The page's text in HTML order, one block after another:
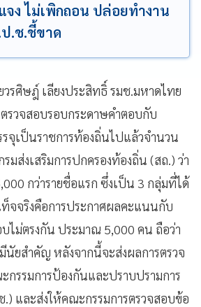
จง ไม่เพิกถอน ปล่อยทำงาน
.ช.ชี้ขาด
รศิษฎ์ เลียงประสิทธิ์ รมช.มหาดไทย
วจสอบรอบกระดาษคำตอบกับ
จุเป็นราชการท้องถิ่นไปแล้วจำนวน
มส่งเสริมการปกครองท้องถิ่น (สถ.) ว่า
กว่ารายชื่อแรก ซึ่งเป็น 3 กลุ่มที่ได้
จจริงคือการประกาศผลคะแนนกับ
ไม่ตรงกัน ประมาณ 5,000 คน ถือว่า
นัยสำคัญ หลังจากนี้จะส่งผลการตรวจ
กรรมการป้องกันและปราบปรามการ
และส่งให้คณะกรรมการตรวจสอบข้อ